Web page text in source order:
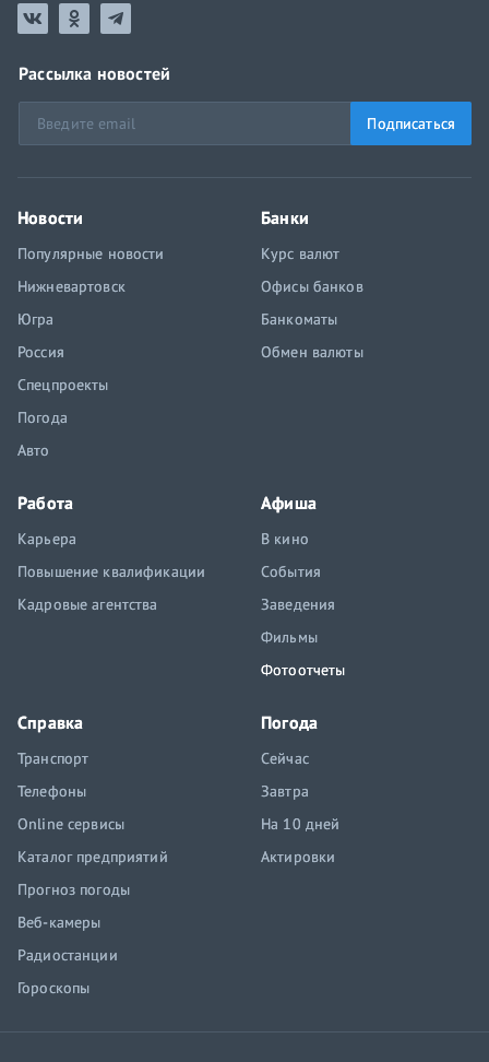
Рассылка новостей
Подписаться
Новости
Популярные новости
Нижневартовск
Югра
Россия
Спецпроекты
Погода
Авто
Банки
Курс валют
Офисы банков
Банкоматы
Обмен валюты
Работа
Карьера
Повышение квалификации
Кадровые агентства
Афиша
В кино
События
Заведения
Фильмы
Фотоотчеты
Справка
Транспорт
Телефоны
Online сервисы
Каталог предприятий
Прогноз погоды
Веб-камеры
Радиостанции
Гороскопы
Погода
Сейчас
Завтра
На 10 дней
Актировки